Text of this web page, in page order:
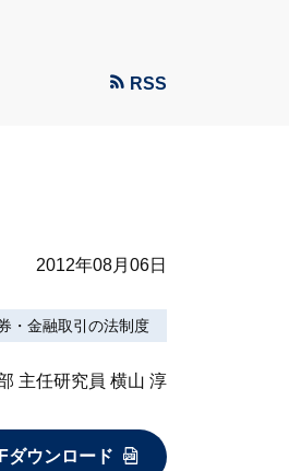
RSS
2012年08月06日
・金融取引の法制度
主任研究員 横山 淳
ダウンロード